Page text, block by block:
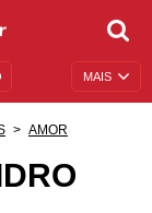
MAIS
AMOR